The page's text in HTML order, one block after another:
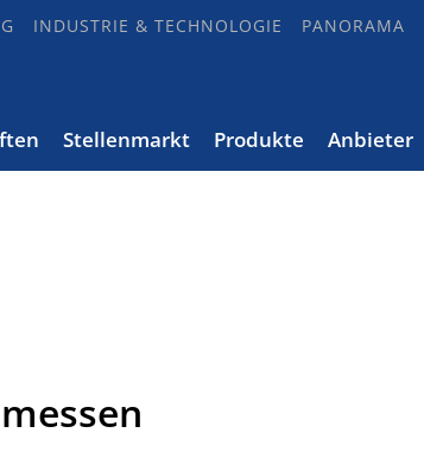
INDUSTRIE & TECHNOLOGIE PANORAMA
Stellenmarkt Produkte Anbieter